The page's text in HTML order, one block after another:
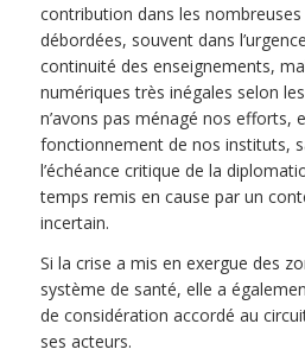
contribution dans les
débordées, souvent dans
continuité des enseignements,
numériques très inégales selon
n’avons pas ménagé nos efforts,
fonctionnement de nos instituts,
l’échéance critique de la
temps remis en cause par un
incertain.
Si la crise a mis en exergue des
système de santé, elle a
de considération accordé au
ses acteurs.